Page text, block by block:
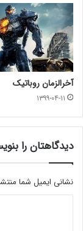
آخرالزمان روباتیک
۱۳۹۹-۰۴-۱۱
دیدگاهتان را
نشانی ایمیل شما